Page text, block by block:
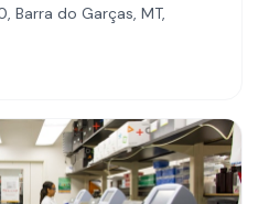
Barra do Garças, MT,